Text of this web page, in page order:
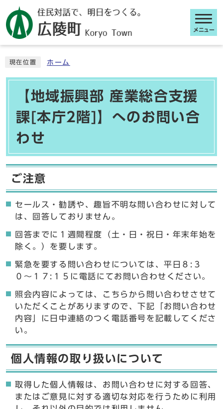
メニュー
現在位置 ホーム
【地域振興部 産業総合支援
課[本庁2階]】へのお問い合
わせ
ご注意
セールス・勧誘や、趣旨不明な問い合わせに対して
は、回答しておりません。
回答までに１週間程度（土・日・祝日・年末年始を
除く。）を要します。
緊急を要する問い合わせについては、平日８:３
０〜１７:１５に電話にてお問い合わせください。
照会内容によっては、こちらから問い合わせさせて
いただくことがありますので、下記「お問い合わせ
内容」に日中連絡のつく電話番号を記載してくださ
い。
個人情報の取り扱いについて
取得した個人情報は、お問い合わせに対する回答、
またはご意見に対する適切な対応を行うために利用